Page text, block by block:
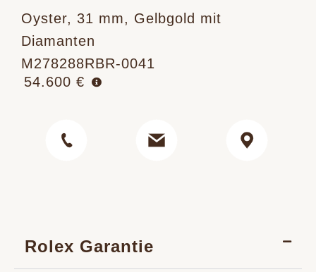
Oyster, 31 mm, Gelbgold mit
Diamanten
M278288RBR-0041
54.600 €
Rolex Garantie